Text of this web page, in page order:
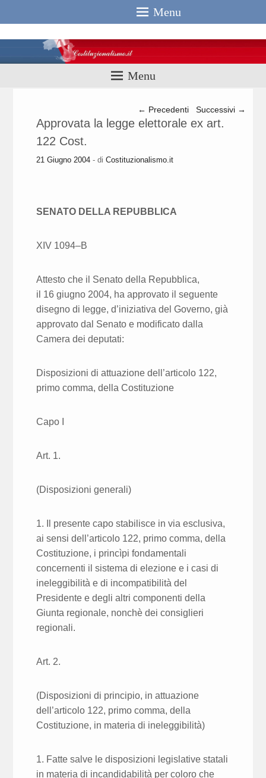
Menu
Menu
Navigazione articolo
← Precedenti Successivi →
Approvata la legge elettorale ex art.
122 Cost.
21 Giugno 2004 - di Costituzionalismo.it
SENATO DELLA REPUBBLICA
XIV 1094–B
Attesto che il Senato della Repubblica,
il 16 giugno 2004, ha approvato il seguente
disegno di legge, d’iniziativa del Governo, già
approvato dal Senato e modificato dalla
Camera dei deputati:
Disposizioni di attuazione dell’articolo 122,
primo comma, della Costituzione
Capo I
Art. 1.
(Disposizioni generali)
1. Il presente capo stabilisce in via esclusiva,
ai sensi dell’articolo 122, primo comma, della
Costituzione, i princìpi fondamentali
concernenti il sistema di elezione e i casi di
ineleggibilità e di incompatibilità del
Presidente e degli altri componenti della
Giunta regionale, nonchè dei consiglieri
regionali.
Art. 2.
(Disposizioni di principio, in attuazione
dell’articolo 122, primo comma, della
Costituzione, in materia di ineleggibilità)
1. Fatte salve le disposizioni legislative statali
in materia di incandidabilità per coloro che